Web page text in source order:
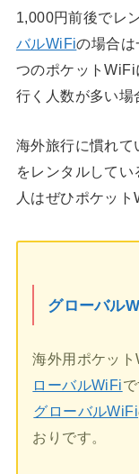
1,000円前後でレ
バルWiFiの場合は
つのポケット
行く人数が多い場
海外旅行に慣れ
をレンタルして
人はぜひポケッ
グローバル
海外用ポケッ
ローバルWiFiで
グローバルWiFi
おりです。